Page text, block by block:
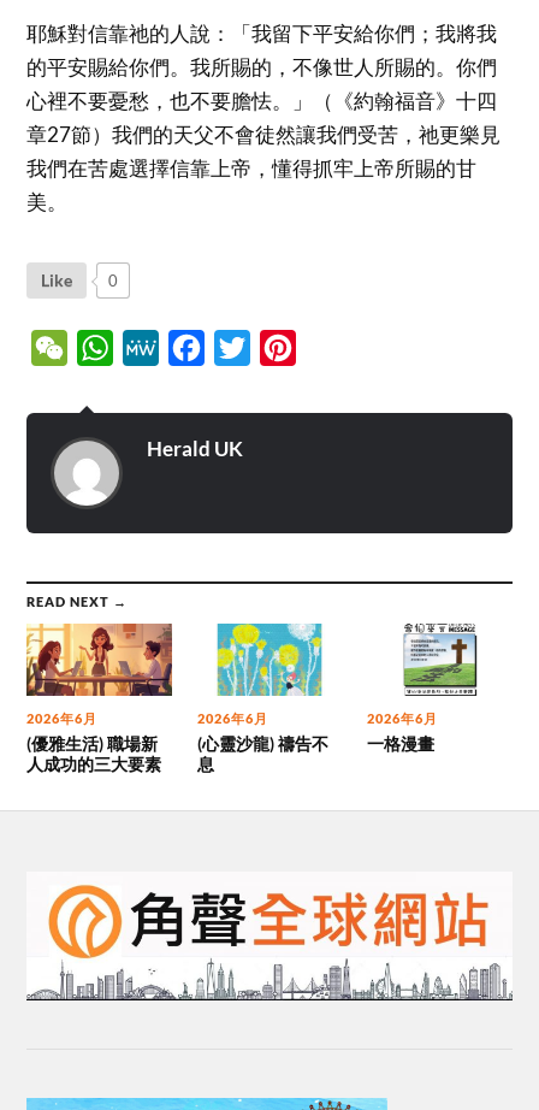
耶穌對信靠祂的人說：「我留下平安給你們；我將我
的平安賜給你們。我所賜的，不像世人所賜的。你們
心裡不要憂愁，也不要膽怯。」（《約翰福音》十四
章27節）我們的天父不會徒然讓我們受苦，祂更樂見
我們在苦處選擇信靠上帝，懂得抓牢上帝所賜的甘
美。
Like 0
WeChatWhatsApp
MeWe Facebook
Twitter
Herald UK
READ NEXT →
2026年6月
(優雅生活) 職場新
人成功的三大要素
2026年6月
(心靈沙龍) 禱告不
息
2026年6月
一格漫畫